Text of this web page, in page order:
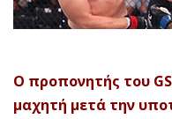
Ο προπονητής του
μαχητή μετά την